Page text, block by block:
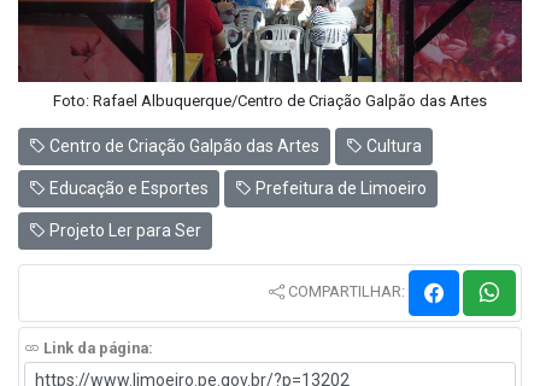
Foto: Rafael Albuquerque/Centro de Criação Galpão das Artes
Centro de Criação Galpão das Artes Cultura
Educação e Esportes Prefeitura de Limoeiro
Projeto Ler para Ser
COMPARTILHAR:
Link da página: